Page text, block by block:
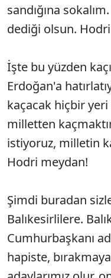
sandığına
dediği olsun. Hodri
İşte bu yüzden
Erdoğan'a
kaçacak hiçbir
milletten
istiyoruz, milletin
Hodri meydan!
Şimdi buradan
Balıkesirlilere.
Cumhurbaşkanı
hapiste,